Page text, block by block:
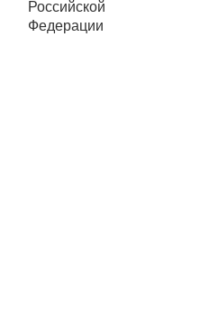
Российской
Федерации